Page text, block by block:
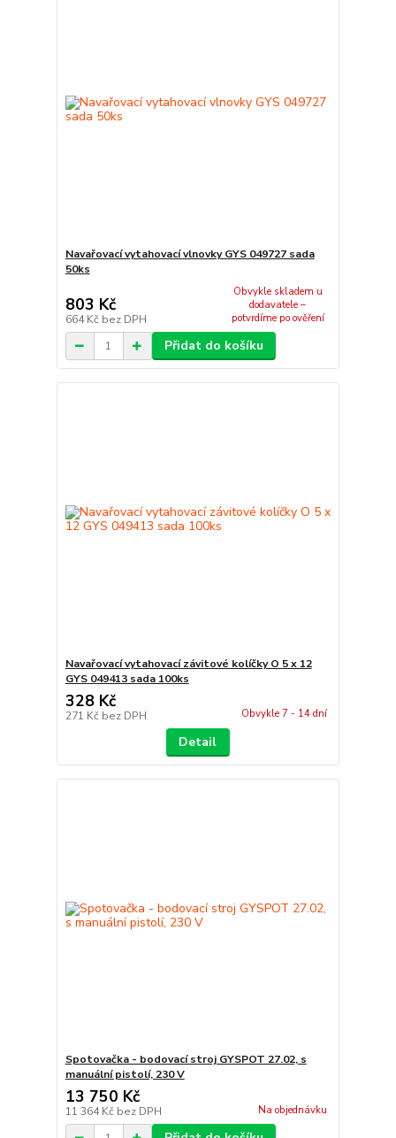
Navařovací vytahovací vlnovky GYS 049727 sada
50ks
803 Kč
664 Kč bez DPH
Obvykle skladem u
dodavatele –
potvrdíme po ověření
Přidat do košíku
Navařovací vytahovací závitové kolíčky O 5 x 12
GYS 049413 sada 100ks
328 Kč
271 Kč bez DPH Obvykle 7 - 14 dní
Detail
Spotovačka - bodovací stroj GYSPOT 27.02, s
manuální pistolí, 230 V
13 750 Kč
11 364 Kč bez DPH Na objednávku